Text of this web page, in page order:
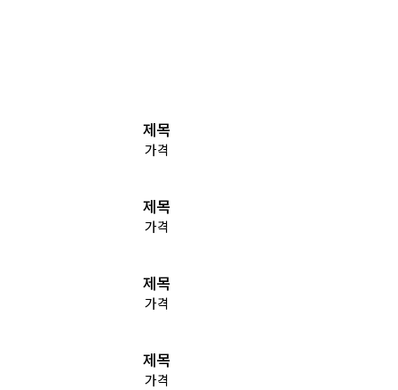
제목
가격
제목
가격
제목
가격
제목
가격